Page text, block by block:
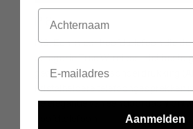
Pi6
Pi6. Een in-ear hoofdtelefoon die
categorie True Wireless. Het beste
geavanceerde ruisonderdrukking
kristalheldere telefoongesprekken
de elegantie van een doordacht
Aanmelden